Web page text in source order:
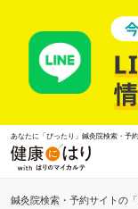
あなたに「ぴったり」鍼灸院検索・予
鍼灸院検索・予約サイトの